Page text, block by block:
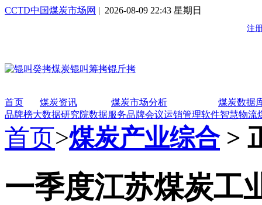
CCTD中国煤炭市场网 | 2026-08-09 22:43 星期日
首页 煤炭资讯 煤炭市场分析
煤炭数据
品牌榜大数据研究院数据服务品牌会议运销管理软件智慧物流
首页>煤炭产业综合>
一季度江苏煤炭工